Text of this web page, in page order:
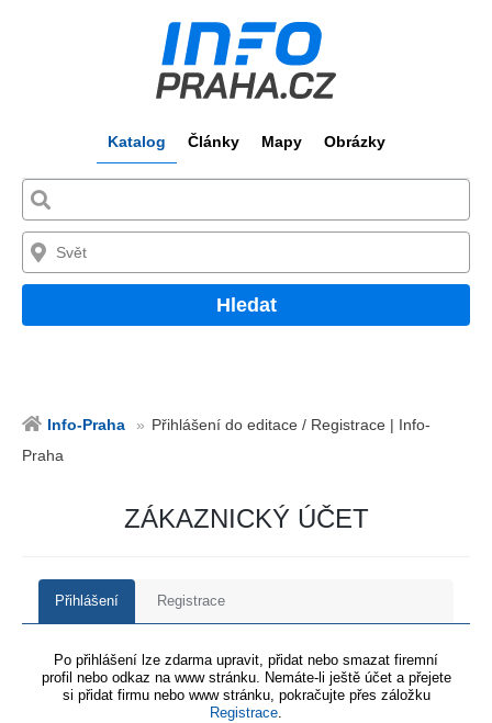
Katalog Články Mapy Obrázky
Hledat
Info-Praha
Přihlášení do editace / Registrace | Info-
Praha
ZÁKAZNICKÝ ÚČET
Přihlášení Registrace
Po přihlášení lze zdarma upravit, přidat nebo smazat firemní
profil nebo odkaz na www stránku. Nemáte-li ještě účet a přejete
si přidat firmu nebo www stránku, pokračujte přes záložku
Registrace.